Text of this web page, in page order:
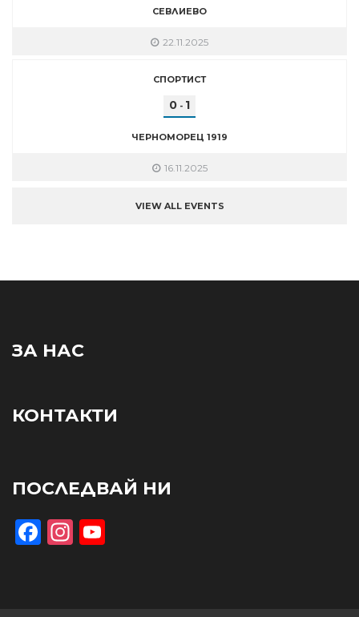
СЕВЛИЕВО
22.11.2025
СПОРТИСТ
0 - 1
ЧЕРНОМОРЕЦ 1919
16.11.2025
VIEW ALL EVENTS
ЗА НАС
КОНТАКТИ
ПОСЛЕДВАЙ НИ
Facebook
Instagram